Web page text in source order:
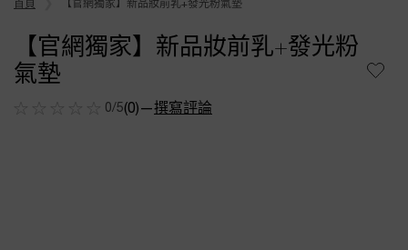
首頁
【官網獨家】新品妝前乳+發光粉氣墊
【官網獨家】新品妝前乳+發光粉
氣墊
0/5(0) —撰寫評論